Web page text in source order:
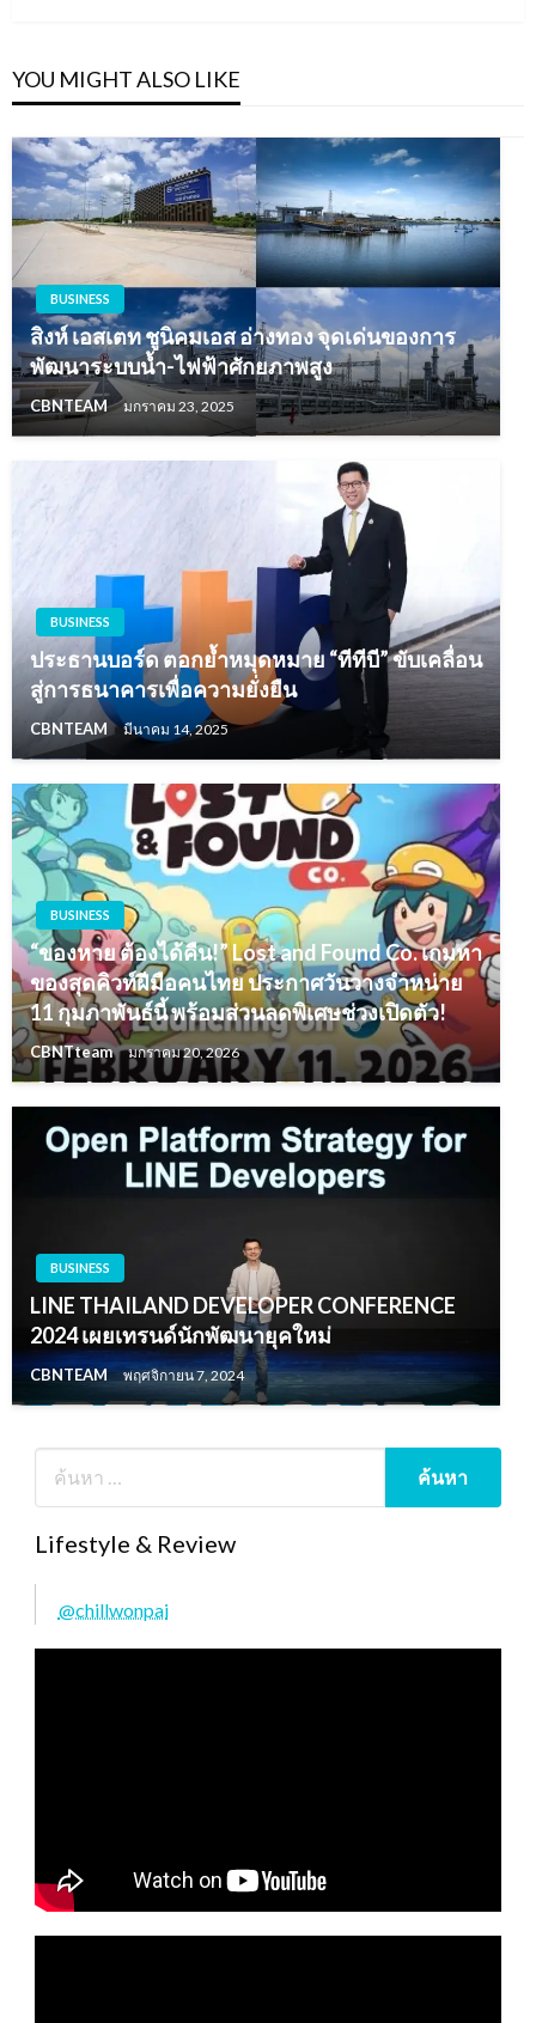
YOU MIGHT ALSO LIKE
BUSINESS
สิงห์ เอสเตท ชูนิคมเอส อ่างทอง จุดเด่นของการ
พัฒนาระบบน้ำ-ไฟฟ้าศักยภาพสูง
CBNTEAM มกราคม 23, 2025
BUSINESS
ประธานบอร์ด ตอกย้ำหมุดหมาย “ทีทีบี” ขับเคลื่อน
สู่การธนาคารเพื่อความยั่งยืน
CBNTEAM มีนาคม 14, 2025
BUSINESS
“ของหาย ต้องได้คืน!” Lost and Found Co. เกมหา
ของสุดคิวท์ฝีมือคนไทย ประกาศวันวางจำหน่าย
11 กุมภาพันธ์นี้ พร้อมส่วนลดพิเศษช่วงเปิดตัว!
CBNTteam มกราคม 20, 2026
BUSINESS
LINE THAILAND DEVELOPER CONFERENCE
2024 เผยเทรนด์นักพัฒนายุคใหม่
CBNTEAM พฤศจิกายน 7, 2024
Lifestyle & Review
@chillwonpai